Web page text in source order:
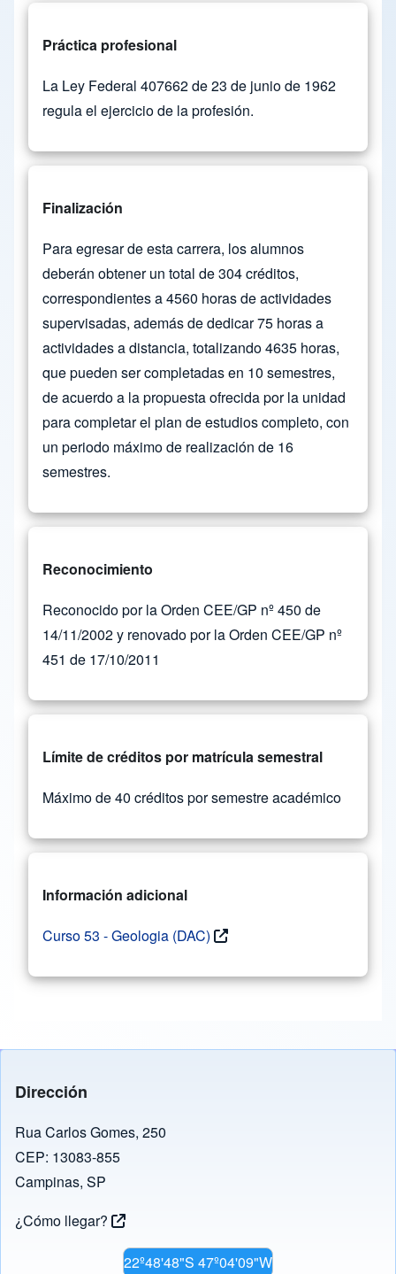
Práctica profesional
La Ley Federal 407662 de 23 de junio de 1962
regula el ejercicio de la profesión.
Finalización
Para egresar de esta carrera, los alumnos
deberán obtener un total de 304 créditos,
correspondientes a 4560 horas de actividades
supervisadas, además de dedicar 75 horas a
actividades a distancia, totalizando 4635 horas,
que pueden ser completadas en 10 semestres,
de acuerdo a la propuesta ofrecida por la unidad
para completar el plan de estudios completo, con
un periodo máximo de realización de 16
semestres.
Reconocimiento
Reconocido por la Orden CEE/GP nº 450 de
14/11/2002 y renovado por la Orden CEE/GP nº
451 de 17/10/2011
Límite de créditos por matrícula semestral
Máximo de 40 créditos por semestre académico
Información adicional
Curso 53 - Geologia (DAC)
Dirección
Rua Carlos Gomes, 250
CEP: 13083-855
Campinas, SP
¿Cómo llegar?
22º48'48"S 47º04'09"W